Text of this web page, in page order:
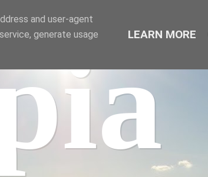
and user-agent
generate usage
LEARN MORE